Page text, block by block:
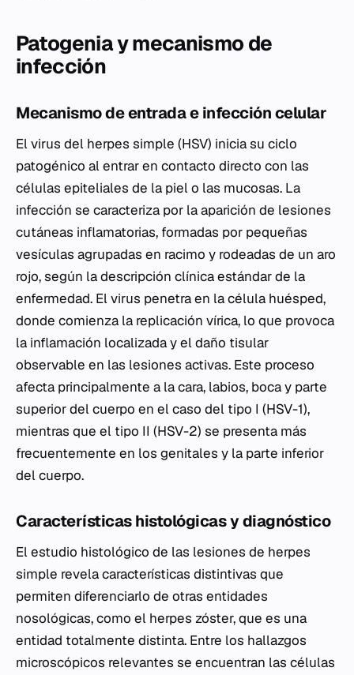
Patogenia y mecanismo de
infección
Mecanismo de entrada e infección celular
El virus del herpes simple (HSV) inicia su ciclo
patogénico al entrar en contacto directo con las
células epiteliales de la piel o las mucosas. La
infección se caracteriza por la aparición de lesiones
cutáneas inflamatorias, formadas por pequeñas
vesículas agrupadas en racimo y rodeadas de un aro
rojo, según la descripción clínica estándar de la
enfermedad. El virus penetra en la célula huésped,
donde comienza la replicación vírica, lo que provoca
la inflamación localizada y el daño tisular
observable en las lesiones activas. Este proceso
afecta principalmente a la cara, labios, boca y parte
superior del cuerpo en el caso del tipo I (HSV-1),
mientras que el tipo II (HSV-2) se presenta más
frecuentemente en los genitales y la parte inferior
del cuerpo.
Características histológicas y diagnóstico
El estudio histológico de las lesiones de herpes
simple revela características distintivas que
permiten diferenciarlo de otras entidades
nosológicas, como el herpes zóster, que es una
entidad totalmente distinta. Entre los hallazgos
microscópicos relevantes se encuentran las células